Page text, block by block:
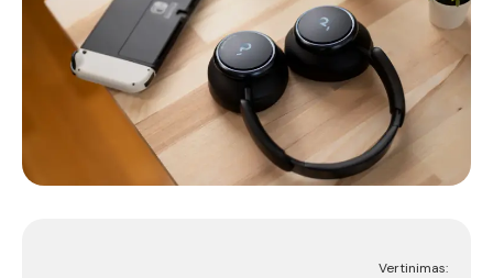
Vertinimas: